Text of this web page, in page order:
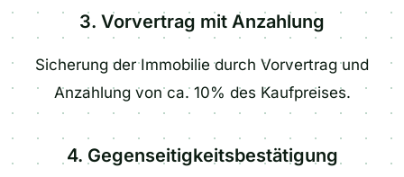
3. Vorvertrag mit Anzahlung
Sicherung der Immobilie durch Vorvertrag und
Anzahlung von ca. 10% des Kaufpreises.
4. Gegenseitigkeitsbestätigung